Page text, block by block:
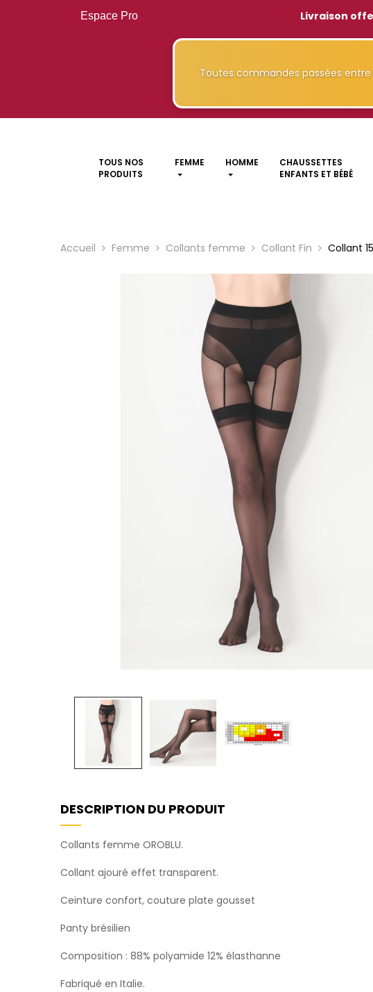
Espace Pro Livraison
Toutes commandes passées entre
TOUS NOS
PRODUITS
FEMME HOMME
CHAUSSETTES
ENFANTS ET BÉBÉ
Accueil Femme Collants femme Collant Fin Collant
DESCRIPTION DU PRODUIT
Collants femme OROBLU.
Collant ajouré effet transparent.
Ceinture confort, couture plate gousset
Panty brésilien
Composition : 88% polyamide 12% élasthanne
Fabriqué en Italie.